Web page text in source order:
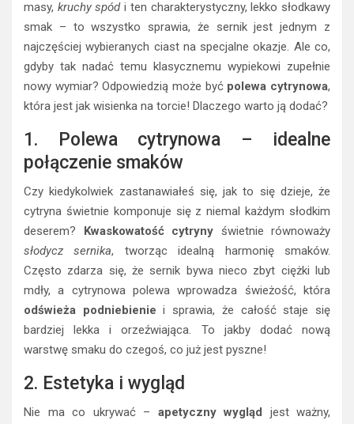
masy, kruchy spódi ten charakterystyczny, lekko słodkawy
smak – to wszystko sprawia, że sernik jest jednym z
najczęściej wybieranych ciast na specjalne okazje. Ale co,
gdyby tak nadać temu klasycznemu wypiekowi zupełnie
nowy wymiar? Odpowiedzią może być polewa cytrynowa,
która jest jak wisienka na torcie! Dlaczego warto ją dodać?
1. Polewa cytrynowa – idealne
połączenie smaków
Czy kiedykolwiek zastanawiałeś się, jak to się dzieje, że
cytryna świetnie komponuje się z niemal każdym słodkim
deserem? Kwaskowatość cytryny świetnie równoważy
słodycz sernika, tworząc idealną harmonię smaków.
Często zdarza się, że sernik bywa nieco zbyt ciężki lub
mdły, a cytrynowa polewa wprowadza świeżość, która
odświeża podniebienie i sprawia, że całość staje się
bardziej lekka i orzeźwiająca. To jakby dodać nową
warstwę smaku do czegoś, co już jest pyszne!
2. Estetyka i wygląd
Nie ma co ukrywać – apetyczny wygląd jest ważny,